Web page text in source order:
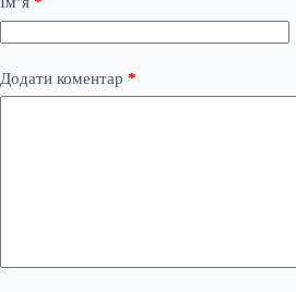
Додати коментар *